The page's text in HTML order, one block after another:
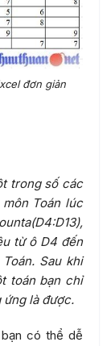
đơn giản
trong số các
Toán lúc
từ ô D4 đến
Sau khi
toán bạn chỉ
ứng là được.
có thể dễ